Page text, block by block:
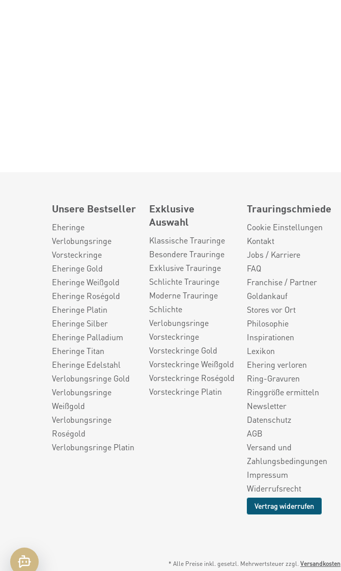
Unsere Bestseller
Eheringe
Verlobungsringe
Vorsteckringe
Eheringe Gold
Eheringe Weißgold
Eheringe Roségold
Eheringe Platin
Eheringe Silber
Eheringe Palladium
Eheringe Titan
Eheringe Edelstahl
Verlobungsringe Gold
Verlobungsringe
Weißgold
Verlobungsringe
Roségold
Verlobungsringe Platin
Exklusive
Auswahl
Klassische Trauringe
Besondere Trauringe
Exklusive Trauringe
Schlichte Trauringe
Moderne Trauringe
Schlichte
Verlobungsringe
Vorsteckringe
Vorsteckringe Gold
Vorsteckringe Weißgold
Vorsteckringe Roségold
Vorsteckringe Platin
Trauringschmiede
Cookie Einstellungen
Kontakt
Jobs / Karriere
FAQ
Franchise / Partner
Goldankauf
Stores vor Ort
Philosophie
Inspirationen
Lexikon
Ehering verloren
Ring-Gravuren
Ringgröße ermitteln
Newsletter
Datenschutz
AGB
Versand und
Zahlungsbedingungen
Impressum
Widerrufsrecht
Vertrag widerrufen
* Alle Preise inkl. gesetzl. Mehrwertsteuer zzgl. Versandkosten